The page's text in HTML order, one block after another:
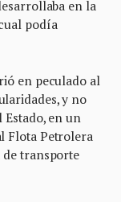
en la
podía
en peculado al
y no
en un
Flota Petrolera
de transporte